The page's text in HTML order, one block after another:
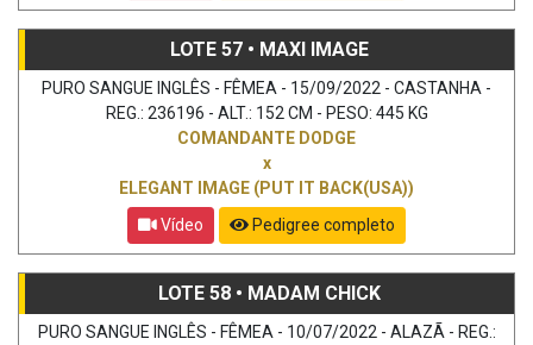
LOTE 57 • MAXI IMAGE
PURO SANGUE INGLÊS - FÊMEA - 15/09/2022 - CASTANHA -
REG.: 236196 - ALT.: 152 CM - PESO: 445 KG
COMANDANTE DODGE
x
ELEGANT IMAGE (PUT IT BACK(USA))
Vídeo
Pedigree completo
LOTE 58 • MADAM CHICK
PURO SANGUE INGLÊS - FÊMEA - 10/07/2022 - ALAZÃ - REG.: